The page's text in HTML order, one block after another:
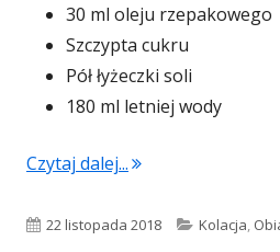
30 ml oleju rzepakowego
Szczypta cukru
Pół łyżeczki soli
180 ml letniej wody
Czytaj dalej..."Puszyste
Opublikowano
22 listopada 2018 Kategorie
Kolacja,